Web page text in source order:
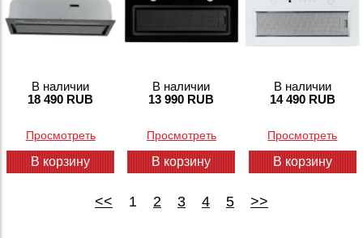
В наличии
18 490 RUB
Просмотреть
В корзину
В наличии
13 990 RUB
Просмотреть
В корзину
В наличии
14 490 RUB
Просмотреть
В корзину
<< 1 2 3 4 5 >>